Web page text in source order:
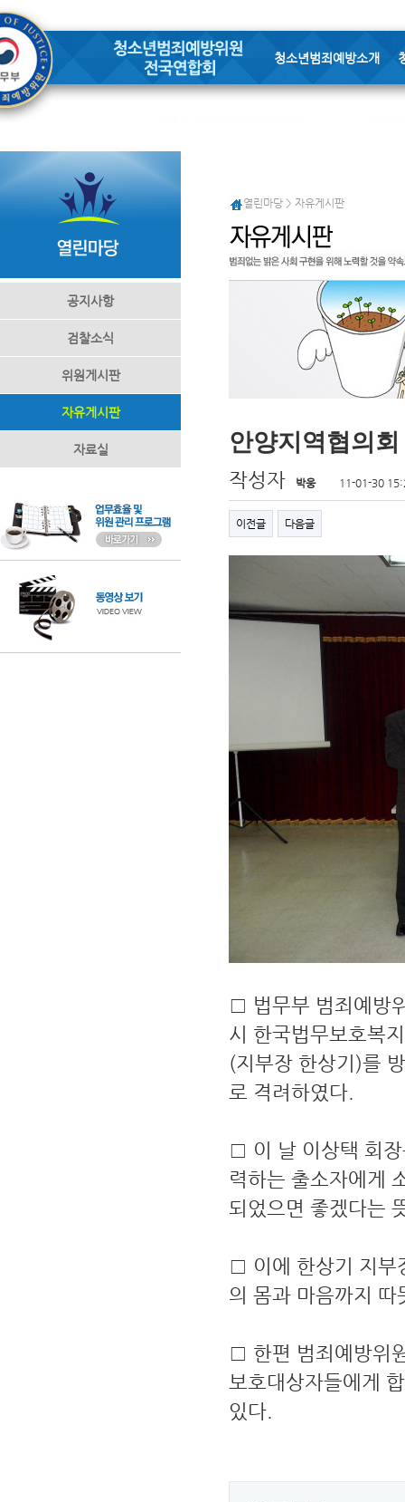
청소년범죄예방소개
공지사항
검찰소식
위원게시판
자유게시판
자료실
열린마당 > 자유게시판
안양지역협의
작성자 박웅 11-01-30
이전글 다음글
□ 법무부 범죄예방
시 한국법무보호복
(지부장 한상기)를
로 격려하였다.
□ 이 날 이상택 회
력하는 출소자에게
되었으면 좋겠다는
□ 이에 한상기 지부
의 몸과 마음까지 따
□ 한편 범죄예방위
보호대상자들에게
있다.